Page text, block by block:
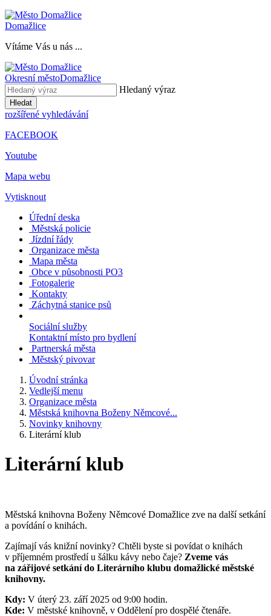
Domažlice
Vítáme Vás u nás ...
Okresní městoDomažlice
Hledaný výraz
Hledat
rozšířené vyhledávání
FACEBOOK
Youtube
Mapa webu
Vytisknout
Úřední deska
Městská policie
Jízdní řády
Organizace města
Mapa města
Obce v působnosti PO3
Fotogalerie
Kontakty
Záchytná stanice psů
Sociální služby
Kontaktní místo pro bydlení
Partnerská města
Městský pivovar
Úvodní stránka
Vedlejší menu
Organizace města
Městská knihovna Boženy Němcové...
Novinky knihovny
Literární klub
Literární klub
Městská knihovna Boženy Němcové Domažlice zve na další setkání
a povídání o knihách.
Zajímají vás knižní novinky? Chtěli byste si povídat o knihách
v příjemném prostředí u šálku kávy nebo čaje? Zveme vás
na zářijové setkání do Literárního klubu domažlické městské
knihovny.
Kdy: V úterý 23. září 2025 od 9:00 hodin.
Kde: V městské knihovně, v Oddělení pro dospělé čtenáře.